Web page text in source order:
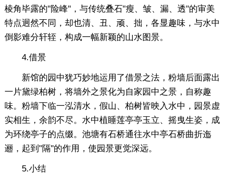
棱角毕露的"险峰"，与传统叠石"瘦、皱、漏、透"的审美
特点迥然不同，却也清、丑、顽、拙，各显趣味，与水中
倒影难分轩轾，构成一幅新颖的山水图景。
4.借景
新馆的园中犹巧妙地运用了借景之法，粉墙后面露出
一片黛绿柏树，将墙外之景化为自家园中之景，自称趣
味。粉墙下临一泓清水，假山、柏树皆映入水中，园景虚
实相生，余韵不尽。水中植睡莲亭亭玉立、摇曳生姿，成
为环绕亭子的点缀。池塘有石桥通往水中亭石桥曲折迤
逦，起到"隔"的作用，使园景更觉深远。
5.小结